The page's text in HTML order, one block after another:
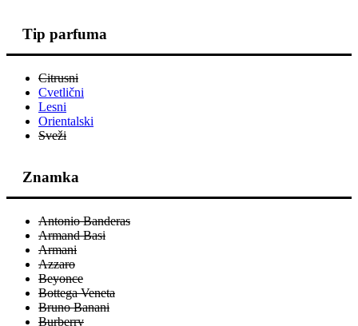
Tip parfuma
Citrusni
Cvetlični
Lesni
Orientalski
Sveži
Znamka
Antonio Banderas
Armand Basi
Armani
Azzaro
Beyonce
Bottega Veneta
Bruno Banani
Burberry